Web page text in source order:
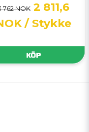
762 NOK 2 811,6
/ Stykke
KÖP